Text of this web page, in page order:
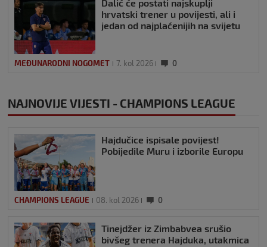
Dalić će postati najskuplji
hrvatski trener u povijesti, ali i
jedan od najplaćenijih na svijetu
MEĐUNARODNI NOGOMET 7. kol 2026 0
NAJNOVIJE VIJESTI - CHAMPIONS LEAGUE
Hajdučice ispisale povijest!
Pobijedile Muru i izborile Europu
CHAMPIONS LEAGUE 08. kol 2026 0
Tinejdžer iz Zimbabvea srušio
bivšeg trenera Hajduka, utakmica